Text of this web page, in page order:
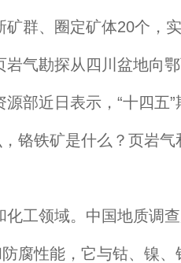
群、圈定矿体20个，
气勘探从四川盆地向鄂
近日表示，“十四五”
铬铁矿是什么？页岩
工领域。中国地质调
腐性能，它与钴、镍